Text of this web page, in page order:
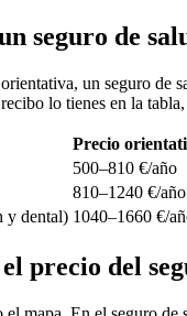
seguro de
un seguro de
lo tienes en la
Precio
500–810 €/año
810–1240 €/año
y dental) 1040–1660 €/
precio del